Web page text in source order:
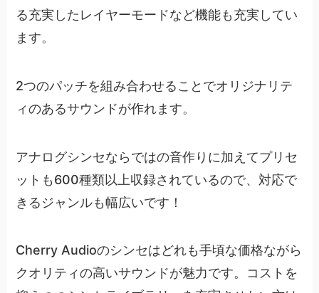
る充実したレイヤーモードなど機能も充実してい
ます。
2つのパッチを組み合わせることでオリジナリテ
ィのあるサウンドが作れます。
アナログシンセならではの音作りに加えてプリセ
ットも600種類以上収録されているので、対応で
きるジャンルも幅広いです！
Cherry Audioのシンセはどれも手頃な価格ながら
クオリティの高いサウンドが魅力です。コストを